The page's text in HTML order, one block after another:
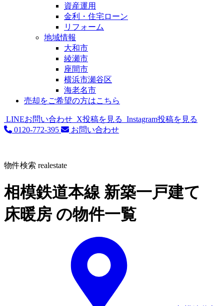
資産運用
金利・住宅ローン
リフォーム
地域情報
大和市
綾瀬市
座間市
横浜市瀬谷区
海老名市
売却をご希望の方はこちら
LINEお問い合わせ X投稿を見る Instagram投稿を見る
0120-772-395
お問い合わせ
物件検索 realestate
相模鉄道本線 新築一戸建て
床暖房 の物件一覧